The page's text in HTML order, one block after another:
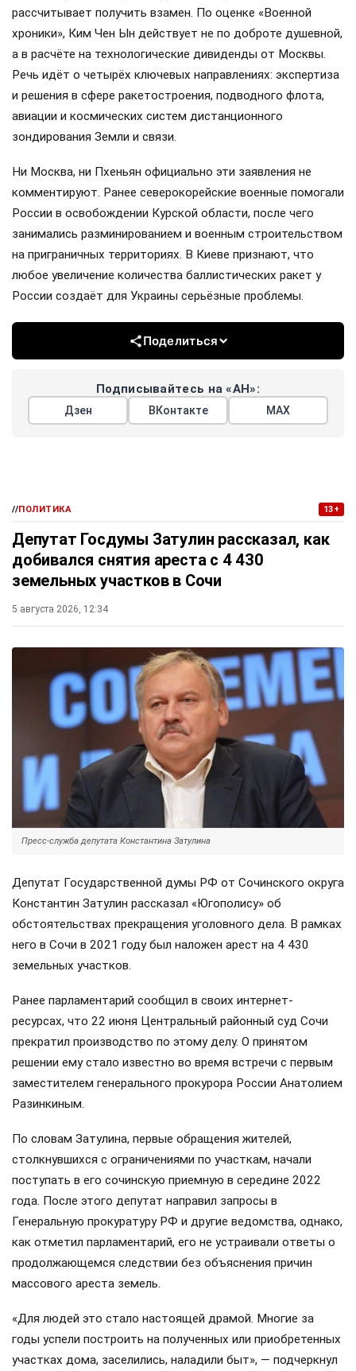
рассчитывает получить взамен. По оценке «Военной
хроники», Ким Чен Ын действует не по доброте душевной,
а в расчёте на технологические дивиденды от Москвы.
Речь идёт о четырёх ключевых направлениях: экспертиза
и решения в сфере ракетостроения, подводного флота,
авиации и космических систем дистанционного
зондирования Земли и связи.
Ни Москва, ни Пхеньян официально эти заявления не
комментируют. Ранее северокорейские военные помогали
России в освобождении Курской области, после чего
занимались разминированием и военным строительством
на приграничных территориях. В Киеве признают, что
любое увеличение количества баллистических ракет у
России создаёт для Украины серьёзные проблемы.
Поделиться
Подписывайтесь на «АН»:
Дзен ВКонтакте МАХ
//ПОЛИТИКА 13+
Депутат Госдумы Затулин рассказал, как
добивался снятия ареста с 4 430
земельных участков в Сочи
5 августа 2026, 12:34
Пресс-служба депутата Константина Затулина
Депутат Государственной думы РФ от Сочинского округа
Константин Затулин рассказал «Югополису» об
обстоятельствах прекращения уголовного дела. В рамках
него в Сочи в 2021 году был наложен арест на 4 430
земельных участков.
Ранее парламентарий сообщил в своих интернет-
ресурсах, что 22 июня Центральный районный суд Сочи
прекратил производство по этому делу. О принятом
решении ему стало известно во время встречи с первым
заместителем генерального прокурора России Анатолием
Разинкиным.
По словам Затулина, первые обращения жителей,
столкнувшихся с ограничениями по участкам, начали
поступать в его сочинскую приемную в середине 2022
года. После этого депутат направил запросы в
Генеральную прокуратуру РФ и другие ведомства, однако,
как отметил парламентарий, его не устраивали ответы о
продолжающемся следствии без объяснения причин
массового ареста земель.
«Для людей это стало настоящей драмой. Многие за
годы успели построить на полученных или приобретенных
участках дома, заселились, наладили быт», — подчеркнул